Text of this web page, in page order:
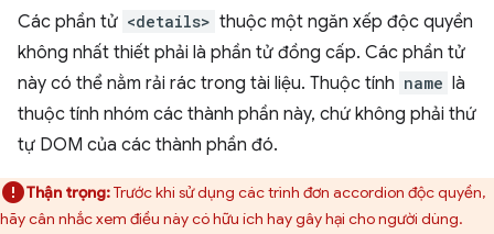
Các phần tử <details> thuộc một ngăn xếp độc quyền
không nhất thiết phải là phần tử đồng cấp. Các phần tử
này có thể nằm rải rác trong tài liệu. Thuộc tính name là
thuộc tính nhóm các thành phần này, chứ không phải thứ
tự DOM của các thành phần đó.
Thận trọng:Trước khi sử dụng các trình đơn accordion độc quyền,
hãy cân nhắc xem điều này có hữu ích hay gây hại cho người dùng.